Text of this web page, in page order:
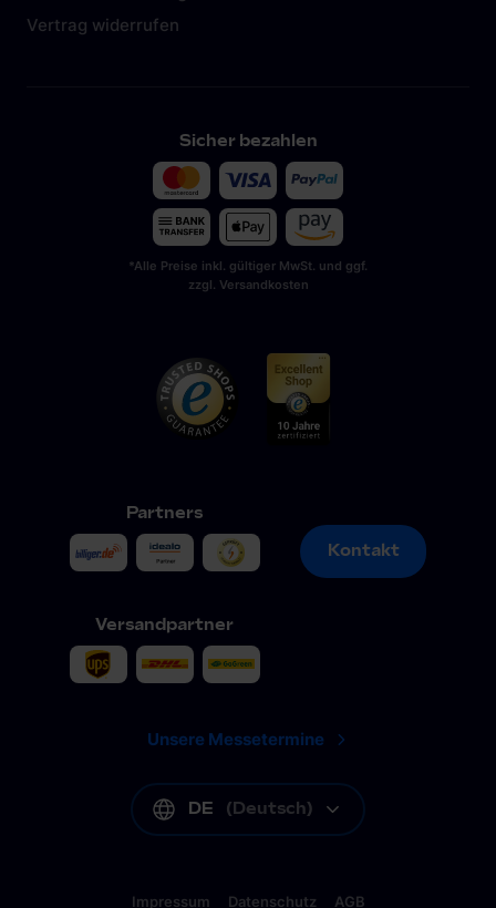
Vertrag widerrufen
Sicher bezahlen
*Alle Preise inkl. gültiger MwSt. und ggf.
zzgl. Versandkosten
Partners
Versandpartner
Kontakt
Kontakt
Unsere Messetermine
DE (Deutsch)
Impressum Datenschutz AGB